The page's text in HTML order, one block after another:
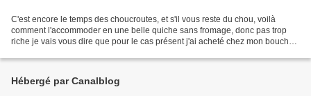
C'est encore le temps des choucroutes, et s'il vous reste du chou, voilà
comment l'accommoder en une belle quiche sans fromage, donc pas trop
riche je vais vous dire que pour le cas présent j'ai acheté chez mon boucher
Hébergé par Canalblog